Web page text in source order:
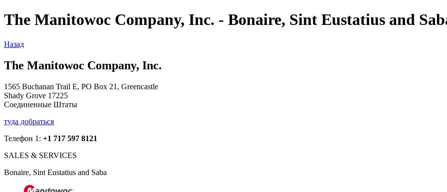
The Manitowoc Company, Inc. - Bonaire, Sint Eustatius and
Назад
The Manitowoc Company, Inc.
1565 Buchanan Trail E, PO Box 21, Greencastle
Shady Grove 17225
Соединенные Штаты
туда добраться
Телефон 1: +1 717 597 8121
SALES & SERVICES
Bonaire, Sint Eustatius and Saba